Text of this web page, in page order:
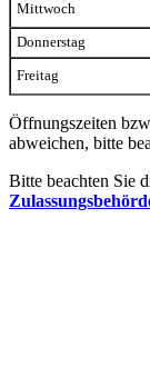
Mittwoch
Donnerstag
Freitag
Öffnungszeiten
abweichen, bitte
Bitte beachten Sie